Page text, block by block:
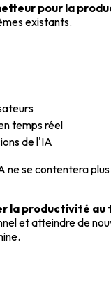
pour la
existants.
temps réel
de l'IA
ne se contentera
la productivité au
et atteindre de